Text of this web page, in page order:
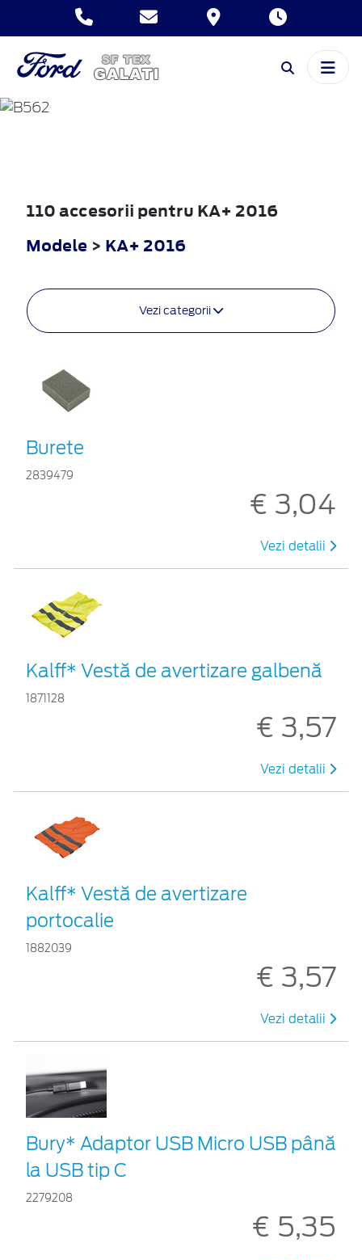
KA+
110 accesorii pentru KA+ 2016
Modele > KA+ 2016
Vezi categorii
Burete
2839479
€ 3,04
Vezi detalii
Kalff* Vestă de avertizare galbenă
1871128
€ 3,57
Vezi detalii
Kalff* Vestă de avertizare
portocalie
1882039
€ 3,57
Vezi detalii
Bury* Adaptor USB Micro USB până
la USB tip C
2279208
€ 5,35